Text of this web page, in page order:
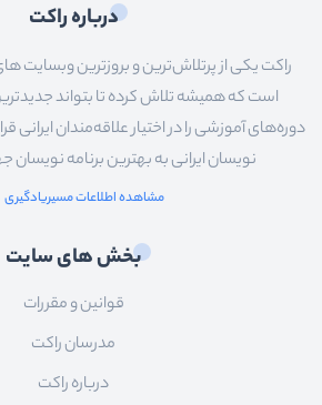
درباره راکت
راکت یکی از پرتلاش‌ترین و بروزترین وبسایت
است که همیشه تلاش کرده تا بتواند
دوره‌های آموزشی را در اختیار علاقه‌مندان ایرانی
نویسان ایرانی به بهترین برنامه
مشاهده اطلاعات مسیریادگیری
بخش های سایت
قوانین و مقررات
مدرسان راکت
درباره راکت